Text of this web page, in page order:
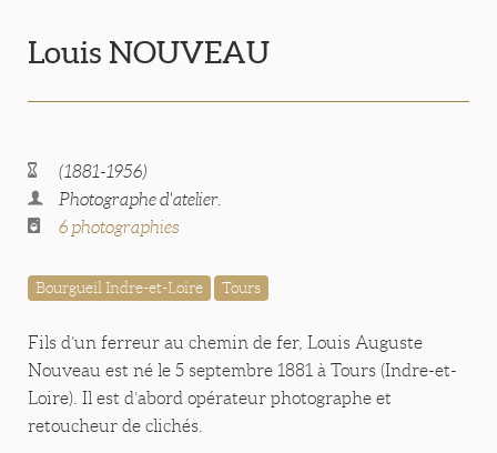
Louis NOUVEAU
(1881-1956)
Photographe d'atelier.
6 photographies
Bourgueil Indre-et-Loire Tours
Fils d’un ferreur au chemin de fer, Louis Auguste
Nouveau est né le 5 septembre 1881 à Tours (Indre-et-
Loire). Il est d’abord opérateur photographe et
retoucheur de clichés.